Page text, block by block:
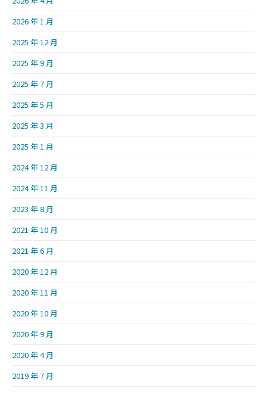
2026 年 1 月
2025 年 12 月
2025 年 9 月
2025 年 7 月
2025 年 5 月
2025 年 3 月
2025 年 1 月
2024 年 12 月
2024 年 11 月
2023 年 8 月
2021 年 10 月
2021 年 6 月
2020 年 12 月
2020 年 11 月
2020 年 10 月
2020 年 9 月
2020 年 4 月
2019 年 7 月